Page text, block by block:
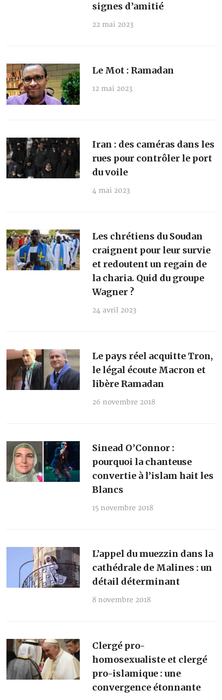
signes d’amitié
22 mai 2023
Le Mot : Ramadan
12 mai 2023
Iran : des caméras dans les
rues pour contrôler le port
du voile
4 mai 2023
Les chrétiens du Soudan
craignent pour leur survie
et redoutent un regain de
la charia. Quid du groupe
Wagner ?
24 avril 2023
Le pays réel acquitte Tron,
le légal écoute Macron et
libère Ramadan
26 novembre 2018
Sinead O’Connor :
pourquoi la chanteuse
convertie à l’islam hait les
Blancs
15 novembre 2018
L’appel du muezzin dans la
cathédrale de Malines : un
détail déterminant
8 novembre 2018
Clergé pro-
homosexualiste et clergé
pro-islamique : une
convergence étonnante